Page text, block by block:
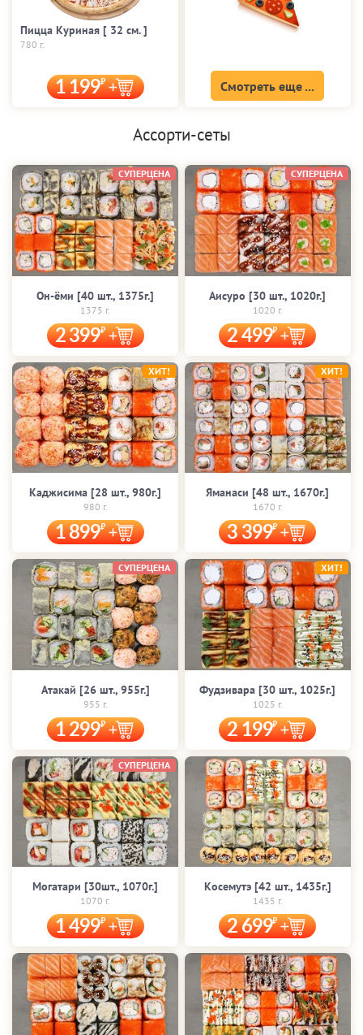
Пицца Куриная [ 32 cм. ]
780 г.
1 199 Смотреть еще ...
Ассорти-сеты
Он-ёми [40 шт., 1375г.]
1375 г.
2 399
СУПЕРЦЕНА
Аисуро [30 шт., 1020г.]
1020 г.
2 499
СУПЕРЦЕНА
Каджисима [28 шт., 980г.]
980 г.
1 899
ХИТ!
Яманаси [48 шт., 1670г.]
1670 г.
3 399
ХИТ!
Атакай [26 шт., 955г.]
955 г.
1 299
СУПЕРЦЕНА
Фудзивара [30 шт., 1025г.]
1025 г.
2 199
ХИТ!
Могатари [30шт., 1070г.]
1070 г.
1 499
СУПЕРЦЕНА
Косемутэ [42 шт., 1435г.]
1435 г.
2 699